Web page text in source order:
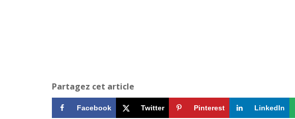
Partagez cet article
Facebook Twitter Pinterest LinkedIn